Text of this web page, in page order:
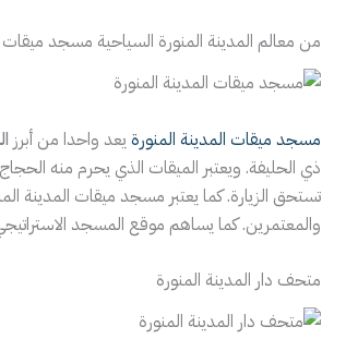
من معالم المدينة المنورة السياحية مسجد ميقات
مسجد ميقات المدينة المنورة يعد واحدا من أبرز
ذي الحليفة. ويعتبر الميقات الذي يحرم منه
تستحق الزيارة. كما يعتبر مسجد ميقات المدينة
والمعتمرين. كما يساهم موقع المسجد
متحف دار المدينة المنورة